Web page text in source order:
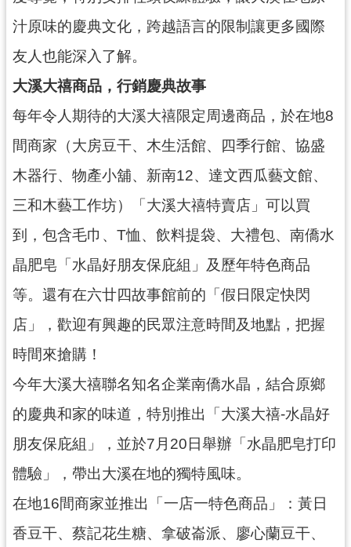
料
開
放
宣
告
汁原味的慶典文化，跨越語言的限制讓更多國際
友人也能深入了解。
大溪大禧商品，行銷慶典故事
每年令人期待的大溪大禧限定周邊商品，於在地8
間商家（大房豆干、木生活館、四季行館、協盛
木器行、物產小舖、新南12、達文西瓜藝文館、
三和木藝工作坊）「大溪大禧特賣店」可以買
到，包含毛巾、T恤、飲料提袋、大禮包、南僑水
晶肥皂「水晶好朋友保庇組」及歷年特色商品
等。還有在六廿四故事館前的「假日限定快閃
店」，歡迎有興趣的民眾注意時間及地點，把握
時間來搶購！
今年大溪大禧聯名知名企業南僑水晶，結合原鄉
的慶典和家的味道，特別推出「大溪大禧-水晶好
朋友保庇組」，並於7月20日舉辦「水晶肥皂打印
體驗」，帶出大溪在地的獨特風味。
在地16間商家並推出「一店一特色商品」：黃日
香豆干、蔡記花生糖、拿破崙派、廖心蘭豆干、